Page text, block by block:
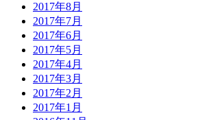
2017年8月
2017年7月
2017年6月
2017年5月
2017年4月
2017年3月
2017年2月
2017年1月